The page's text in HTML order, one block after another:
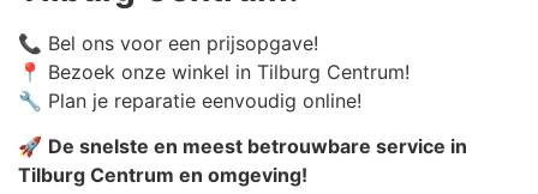
📞 Bel ons voor een prijsopgave!
📍 Bezoek onze winkel in Tilburg Centrum!
🔧 Plan je reparatie eenvoudig online!
🚀 De snelste en meest betrouwbare service in
Tilburg Centrum en omgeving!